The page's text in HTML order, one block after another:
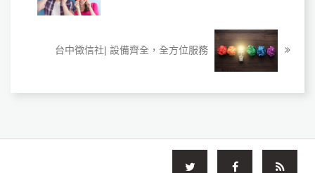
台中徵信社| 設備齊全，全方位服務